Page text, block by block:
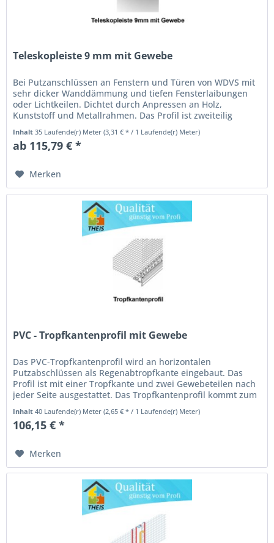
Teleskopleiste 9 mm mit Gewebe
Bei Putzanschlüssen an Fenstern und Türen von WDVS mit
sehr dicker Wanddämmung und tiefen Fensterlaibungen
oder Lichtkeilen. Dichtet durch Anpressen an Holz,
Kunststoff und Metallrahmen. Das Profil ist zweiteilig
Inhalt35 Laufende(r) Meter(3,31 € * / 1 Laufende(r) Meter)
ab 115,79 € *
Merken
PVC - Tropfkantenprofil mit Gewebe
Das PVC-Tropfkantenprofil wird an horizontalen
Putzabschlüssen als Regenabtropfkante eingebaut. Das
Profil ist mit einer Tropfkante und zwei Gewebeteilen nach
jeder Seite ausgestattet. Das Tropfkantenprofil kommt zum
Inhalt40 Laufende(r) Meter(2,65 € * / 1 Laufende(r) Meter)
106,15 € *
Merken